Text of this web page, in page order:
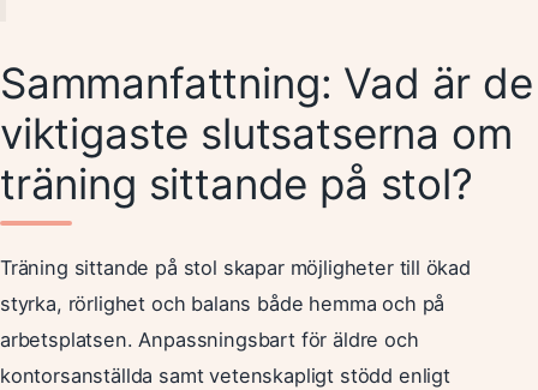
Sammanfattning: Vad är de
viktigaste slutsatserna om
träning sittande på stol?
Träning sittande på stol skapar möjligheter till ökad
styrka, rörlighet och balans både hemma och på
arbetsplatsen. Anpassningsbart för äldre och
kontorsanställda samt vetenskapligt stödd enligt